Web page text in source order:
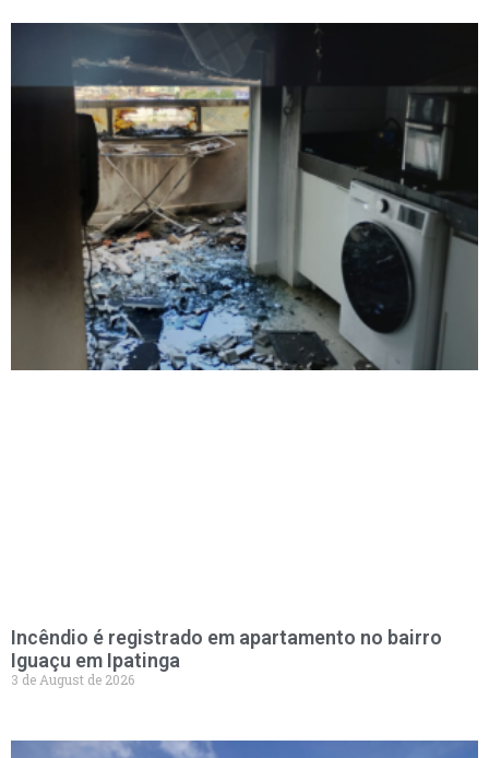
Incêndio é registrado em apartamento no bairro
Iguaçu em Ipatinga
3 de August de 2026